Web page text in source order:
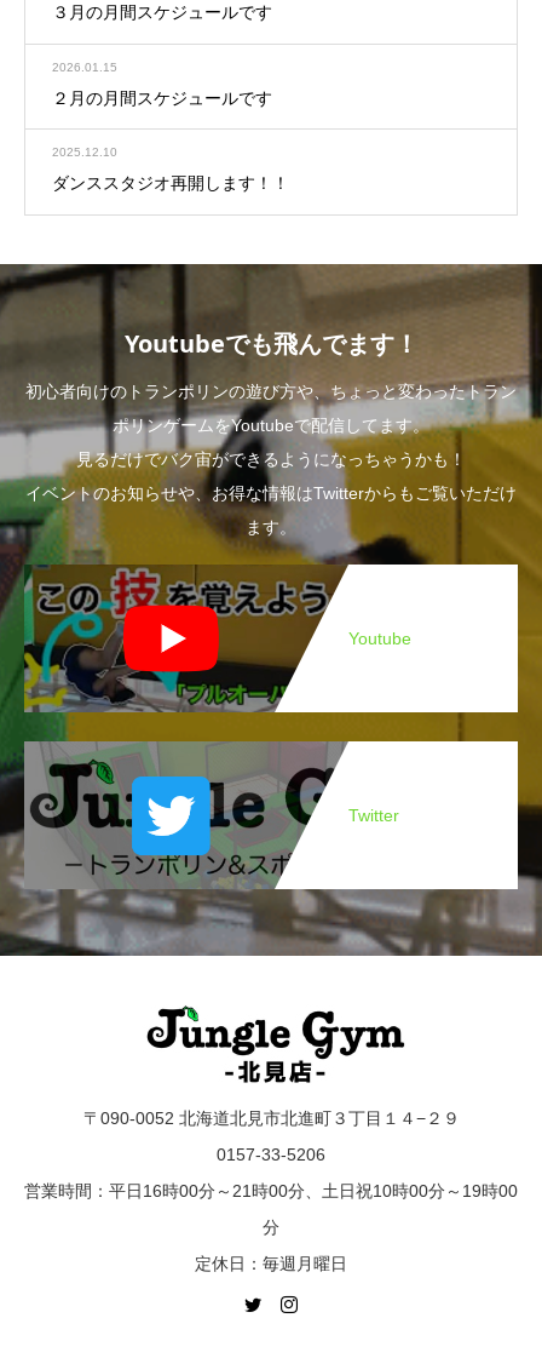
３月の月間スケジュールです
2026.01.15
２月の月間スケジュールです
2025.12.10
ダンススタジオ再開します！！
Youtubeでも飛んでます！
初心者向けのトランポリンの遊び方や、ちょっと変わったトラン
ポリンゲームをYoutubeで配信してます。
見るだけでバク宙ができるようになっちゃうかも！
イベントのお知らせや、お得な情報はTwitterからもご覧いただけ
ます。
Youtube
Twitter
〒090-0052 北海道北見市北進町３丁目１４−２９
0157-33-5206
営業時間：平日16時00分～21時00分、土日祝10時00分～19時00
分
定休日：毎週月曜日